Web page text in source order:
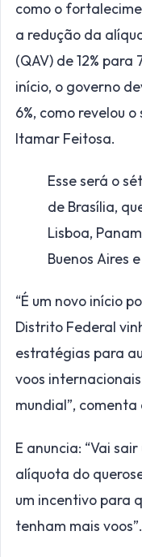
como o
a redução da
(QAV) de 12%
início, o governo
6%, como revelou
Itamar Feitosa.
Esse será o
de Brasília,
Lisboa,
Buenos Aires
“É um novo início
Distrito Federal
estratégias para
voos
mundial”,
E anuncia: “Vai
alíquota do
um incentivo para
tenham mais voos”.